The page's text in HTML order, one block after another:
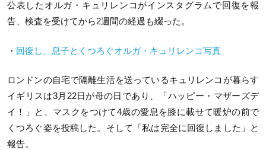
公表したオルガ・キュリレンコがインスタグラムで回復を報
告、検査を受けてから2週間の経過も綴った。
・ 回復し、息子とくつろぐオルガ・キュリレンコ写真
ロンドンの自宅で隔離生活を送っているキュリレンコが暮らす
イギリスは3月22日が母の日であり、「ハッピー・マザーズデ
イ！」と、マスクをつけて4歳の愛息を膝に載せて暖炉の前で
くつろぐ姿を投稿した。そして「私は完全に回復しました」と
報告。